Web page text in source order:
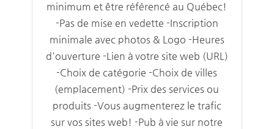
minimum et être référencé au Québec!
-Pas de mise en vedette -Inscription
minimale avec photos & Logo -Heures
d'ouverture -Lien à votre site web (URL)
-Choix de catégorie -Choix de villes
(emplacement) -Prix des services ou
produits -Vous augmenterez le trafic
sur vos sites web! -Pub à vie sur notre